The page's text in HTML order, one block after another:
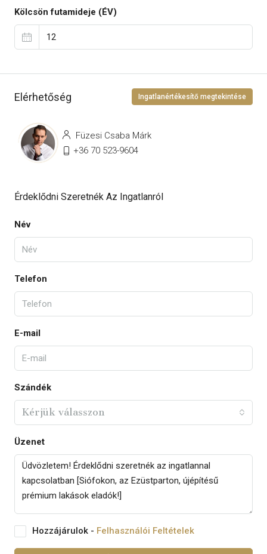
Kölcsön futamideje (ÉV)
Elérhetőség Ingatlanértékesítő megtekintése
Füzesi Csaba Márk
+36 70 523-9604
Érdeklődni Szeretnék Az Ingatlanról
Név
Telefon
E-mail
Szándék
Kérjük válasszon
Üzenet
Hozzájárulok - Felhasználói Feltételek